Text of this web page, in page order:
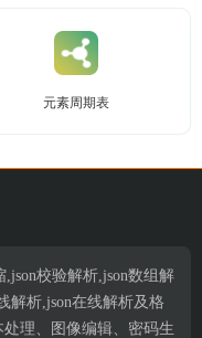
元素周期表
校验解析,json数组解
解析,json在线解析及格
理、图像编辑、密码生